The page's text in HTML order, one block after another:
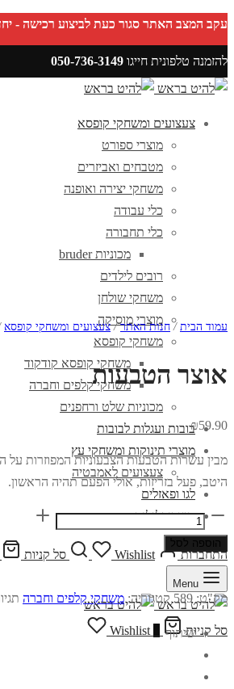
עקב המצב האתר סגור כעת לביצוע רכישה -
להזמנה טלפונית חייגו 050-736-3149
פריטים אהובים
צעצועים ומשחקי קופסא
מוצרי ספורט
מטבחים ואביזרים
משחקי יצירה ואופנה
כלי עבודה
כלי תחבורה
מכוניות bruder
רובים לילדים
משחקי שולחן
מוצרי מוסיקה
משחקי קופסא
משחקי קופסא קודקוד
משחקי קלפים וחברה
מכוניות שלט ורחפנים
בובות ועגלות לבובות
מוצרי תינוקות ומשחקי עץ
צעצועים לאמבטיה
לגו ופאזלים
מוצרי גלגלים
התחברות Wishlist סל קניות
Menu
סל קניות Wishlist
עמוד הבית / חנות האתר / צעצועים ומשחקי קופסא
אוצר הטבעות
₪59.90
מבין עשרות הטבעות הצבעוניות המפוזרות
היטב, פעל בזריזות, אולי הפעם תהיה הראשון.
אוצר
הטבעות
quantity
הוספה לסל
מק"ט: 589 קטגוריה:משחקי קלפים וחברה
שיתוף